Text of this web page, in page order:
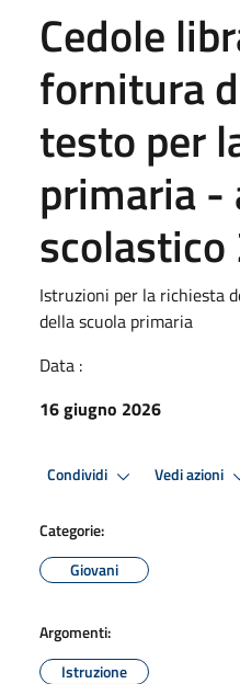
Cedole
fornitura
testo per
primaria -
Istruzioni per la richiesta
della scuola primaria
Data :
16 giugno 2026
Condividi Vedi azioni
Categorie:
Giovani
Argomenti:
Istruzione